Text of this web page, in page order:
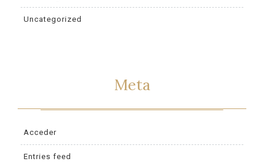
Uncategorized
Meta
Acceder
Entries feed